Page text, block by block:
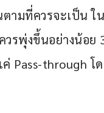
ามที่ควรจะเป็น ใ
รพุ่งขึ้นอย่างน้อย
Pass-through